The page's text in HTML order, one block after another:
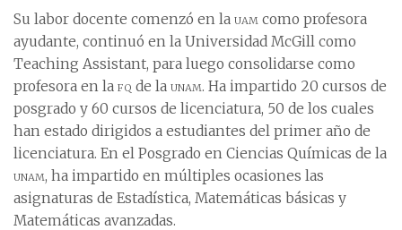
Su labor docente comenzó en la uam como profesora
ayudante, continuó en la Universidad McGill como
Teaching Assistant, para luego consolidarse como
profesora en la fq de la unam. Ha impartido 20 cursos de
posgrado y 60 cursos de licenciatura, 50 de los cuales
han estado dirigidos a estudiantes del primer año de
licenciatura. En el Posgrado en Ciencias Químicas de la
unam, ha impartido en múltiples ocasiones las
asignaturas de Estadística, Matemáticas básicas y
Matemáticas avanzadas.